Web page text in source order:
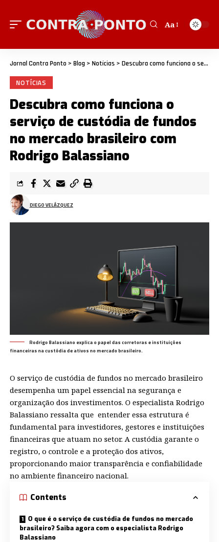
Aa
Jornal Contra Ponto > Blog > Notícias > Descubra como funciona o serviço de custódia de fundos no mercado brasileiro com Rodrigo Balassiano
NOTÍCIAS
Descubra como funciona o
serviço de custódia de fundos
no mercado brasileiro com
Rodrigo Balassiano
DIEGO VELÁZQUEZ
Rodrigo Balassiano explica o papel das corretoras e instituições
financeiras na custódia de ativos no mercado brasileiro.
O serviço de custódia de fundos no mercado brasileiro
desempenha um papel essencial na segurança e
organização dos investimentos. O especialista Rodrigo
Balassiano ressalta que entender essa estrutura é
fundamental para investidores, gestores e instituições
financeiras que atuam no setor. A custódia garante o
registro, o controle e a proteção dos ativos,
proporcionando maior transparência e confiabilidade
no ambiente financeiro nacional.
Contents
O que é o serviço de custódia de fundos no mercado
brasileiro? Saiba agora com o especialista Rodrigo
Balassiano